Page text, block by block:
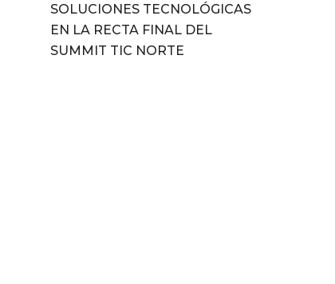
SOLUCIONES TECNOLÓGICAS
EN LA RECTA FINAL DEL
SUMMIT TIC NORTE